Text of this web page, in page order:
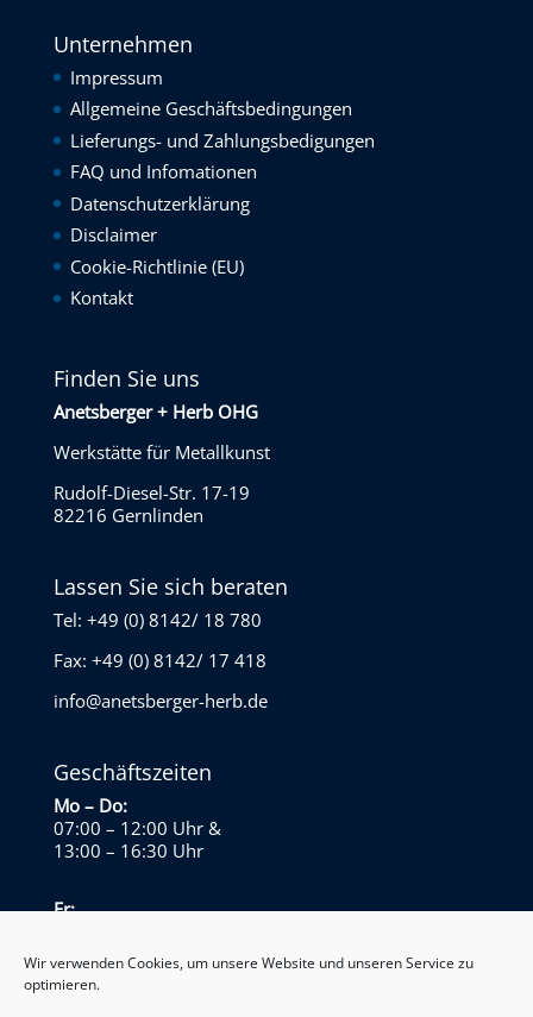
Wir verwenden Cookies, um unsere Website und unseren Service zu
optimieren.
Unternehmen
Impressum
Allgemeine Geschäftsbedingungen
Lieferungs- und Zahlungsbedigungen
FAQ und Infomationen
Datenschutzerklärung
Disclaimer
Cookie-Richtlinie (EU)
Kontakt
Finden Sie uns
Anetsberger + Herb OHG
Werkstätte für Metallkunst
Rudolf-Diesel-Str. 17-19
82216 Gernlinden
Lassen Sie sich beraten
Tel: +49 (0) 8142/ 18 780
Fax: +49 (0) 8142/ 17 418
info@anetsberger-herb.de
Geschäftszeiten
Mo – Do:
07:00 – 12:00 Uhr&
13:00 – 16:30 Uhr
Fr:
Sa – So: